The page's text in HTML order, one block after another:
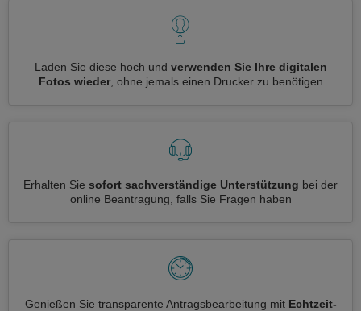
Laden Sie diese hoch und verwenden Sie Ihre digitalen
Fotos wieder, ohne jemals einen Drucker zu benötigen
Erhalten Sie sofort sachverständige Unterstützung bei der
online Beantragung, falls Sie Fragen haben
Genießen Sie transparente Antragsbearbeitung mit Echtzeit-